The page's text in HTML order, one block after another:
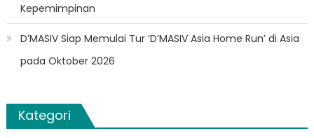
Kepemimpinan
D’MASIV Siap Memulai Tur ‘D’MASIV Asia Home Run’ di Asia
pada Oktober 2026
Kategori